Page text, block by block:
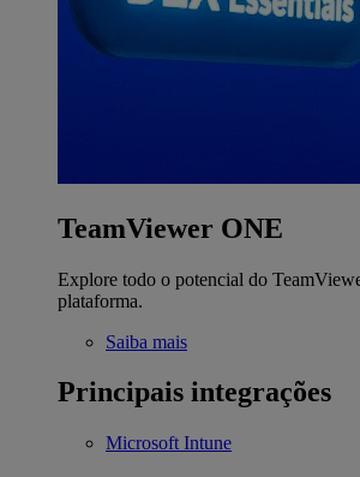
TeamViewer ONE
Explore todo o potencial do
plataforma.
Saiba mais
Principais integrações
Microsoft Intune